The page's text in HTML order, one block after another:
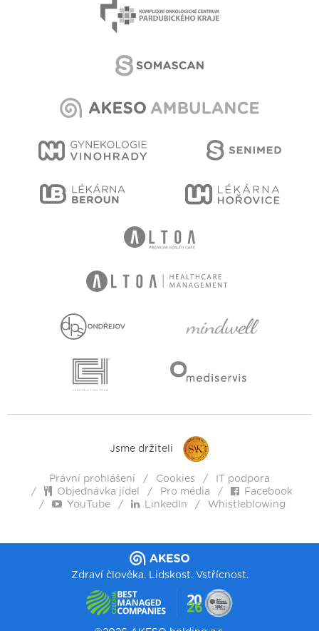
Jsme držiteli
Právní prohlášení Cookies
IT podpora
Objednávka jídel
Pro média
Facebook
YouTube
LinkedIn Whistleblowing
Zdraví člověka. Lidskost. Vstřícnost.